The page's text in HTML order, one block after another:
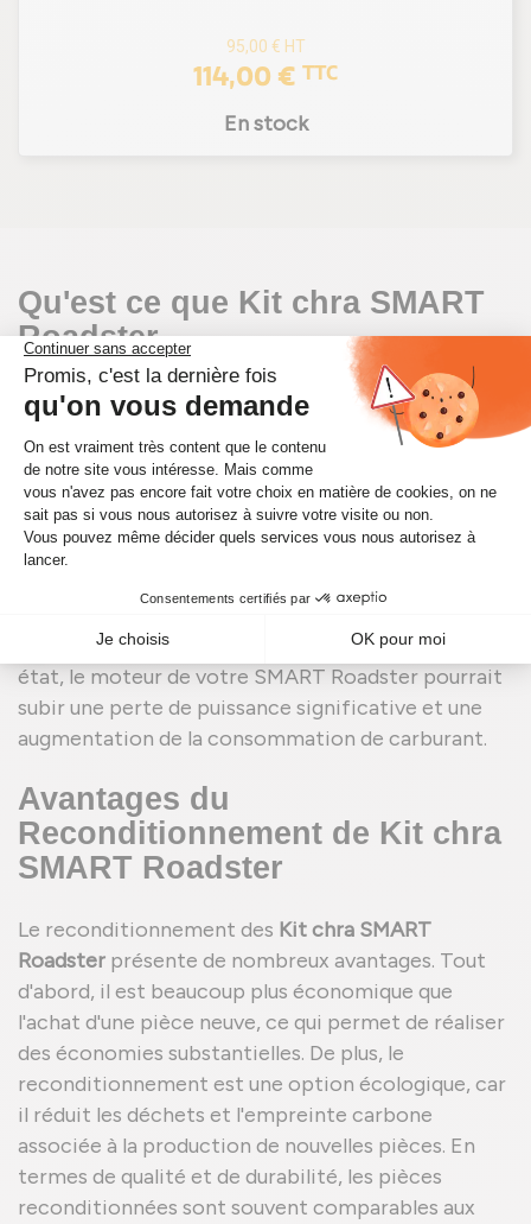
95,00 € HT
114,00 € TTC
En stock
Qu'est ce que Kit chra SMART
Roadster
LeKit chra SMART Roadsterest une pièce
essentielle du turbocompresseur de votre
véhicule. Il comprend le cœur du turbo, c'est-à-dire
l'ensemble des composants internes tels que le
rotor, les paliers et les joints. Ce kit joue un rôle
crucial dans le bon fonctionnement du moteur en
performances du moteur. Sans un kit chra en bon
état, le moteur de votre SMART Roadster pourrait
subir une perte de puissance significative et une
augmentation de la consommation de carburant.
Avantages du
Reconditionnement de Kit chra
SMART Roadster
Le reconditionnement des Kit chra SMART
Roadster présente de nombreux avantages. Tout
d'abord, il est beaucoup plus économique que
l'achat d'une pièce neuve, ce qui permet de réaliser
des économies substantielles. De plus, le
reconditionnement est une option écologique, car
il réduit les déchets et l'empreinte carbone
associée à la production de nouvelles pièces. En
termes de qualité et de durabilité, les pièces
reconditionnées sont souvent comparables aux